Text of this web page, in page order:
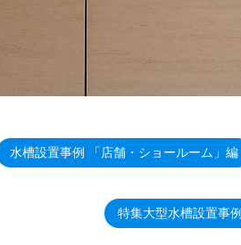
水槽設置事例 「店舗・ショールーム」編
特集大型水槽設置事例